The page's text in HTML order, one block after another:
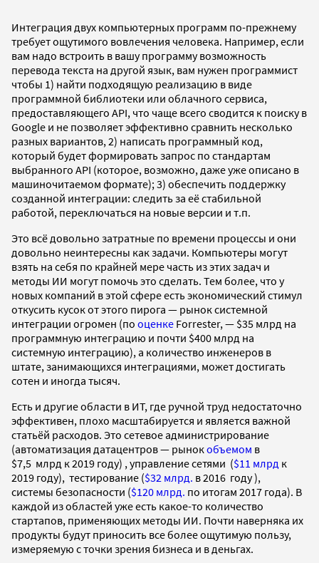
Интеграция двух компьютерных программ по-прежнему
требует ощутимого вовлечения человека. Например, если
вам надо встроить в вашу программу возможность
перевода текста на другой язык, вам нужен программист
чтобы 1) найти подходящую реализацию в виде
программной библиотеки или облачного сервиса,
предоставляющего API, что чаще всего сводится к поиску в
Google и не позволяет эффективно сравнить несколько
разных вариантов, 2) написать программный код,
который будет формировать запрос по стандартам
выбранного API (которое, возможно, даже уже описано в
машиночитаемом формате); 3) обеспечить поддержку
созданной интеграции: следить за её стабильной
работой, переключаться на новые версии и т.п.
Это всё довольно затратные по времени процессы и они
довольно неинтересны как задачи. Компьютеры могут
взять на себя по крайней мере часть из этих задач и
методы ИИ могут помочь это сделать. Тем более, что у
новых компаний в этой сфере есть экономический стимул
откусить кусок от этого пирога — рынок системной
интеграции огромен (по оценке Forrester, — $35 млрд на
программную интеграцию и почти $400 млрд на
системную интеграцию), а количество инженеров в
штате, занимающихся интеграциями, может достигать
сотен и иногда тысяч.
Есть и другие области в ИТ, где ручной труд недостаточно
эффективен, плохо масштабируется и является важной
статьёй расходов. Это сетевое администрирование
(автоматизация датацентров— рынокобъемом в
$7,5 млрд к 2019 году) , управление сетями ($11 млрд к
2019 году), тестирование ($32 млрд. в 2016 году ),
системы безопасности ($120 млрд. по итогам 2017 года). В
каждой из областей уже есть какое-то количество
стартапов, применяющих методы ИИ. Почти наверняка их
продукты будут приносить все более ощутимую пользу,
измеряемую с точки зрения бизнеса и в деньгах.